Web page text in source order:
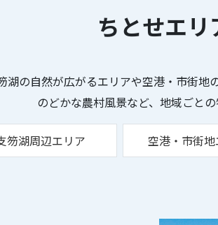
ちとせエリ
湖の自然が広がるエリアや空港・市街地
のどかな農村風景など、地域ごと
笏湖周辺エリア 空港・市街